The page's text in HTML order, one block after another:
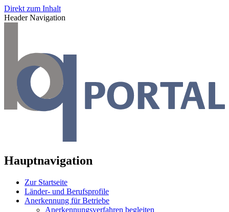
Direkt zum Inhalt
Header Navigation
Hauptnavigation
Zur Startseite
Länder- und Berufsprofile
Anerkennung für Betriebe
Anerkennungsverfahren begleiten